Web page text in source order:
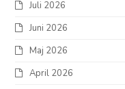
Juli 2026
Juni 2026
Maj 2026
April 2026